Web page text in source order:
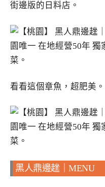
街邊版的日料店。
看看這個章魚，超肥美。
黑人鼎邊趖｜MENU